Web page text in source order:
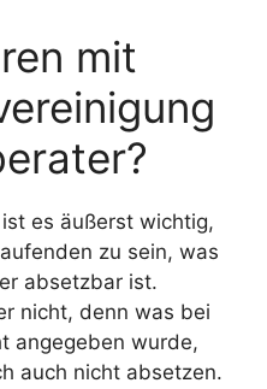
mit
es äußerst wichtig,
zu sein, was
absetzbar ist.
nicht, denn was bei
angegeben wurde,
auch nicht absetzen.